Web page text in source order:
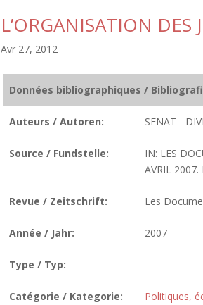
L’ORGANISATION DES
Avr 27, 2012
Données bibliographiques /
Auteurs / Autoren: SENAT -
Source / Fundstelle:
IN: LES
AVRIL 2007.
Revue / Zeitschrift: Les
Année / Jahr: 2007
Type / Typ:
Catégorie / Kategorie: Politiques,